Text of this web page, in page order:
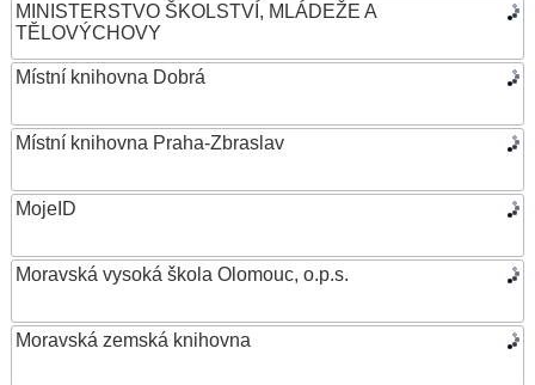
MINISTERSTVO ŠKOLSTVÍ, MLÁDEŽE A
TĚLOVÝCHOVY
Místní knihovna Dobrá
Místní knihovna Praha-Zbraslav
MojeID
Moravská vysoká škola Olomouc, o.p.s.
Moravská zemská knihovna